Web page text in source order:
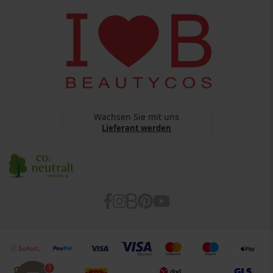
Datenschutz
YouTube Terms Of Services
Cookies
Barrierefreiheitserklärung
webshop@beautycos.de
Steuernummer: 15/248/11226
Wachsen Sie mit uns
Lieferant werden
1